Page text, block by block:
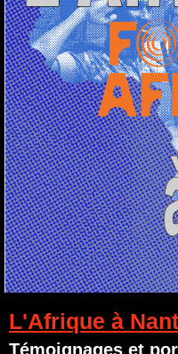
L'Afrique à
Témoignages et